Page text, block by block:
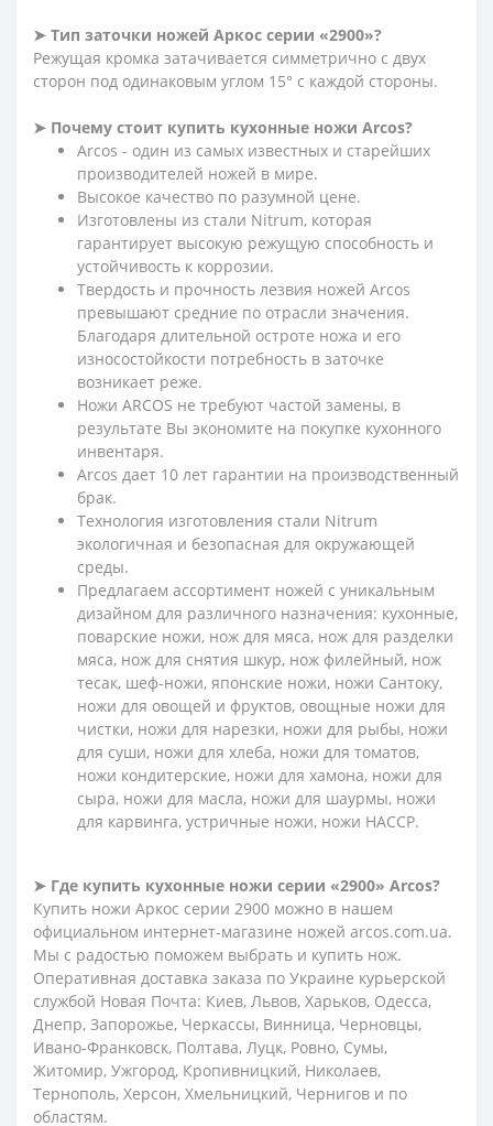
➤ Тип заточки ножей Аркос серии «2900»?
Режущая кромка затачивается симметрично с двух
сторон под одинаковым углом 15° с каждой стороны.
➤ Почему стоит купить кухонные ножи Arcos?
Arcos - один из самых известных и старейших
производителей ножей в мире.
Высокое качество по разумной цене.
Изготовлены из стали Nitrum, которая
гарантирует высокую режущую способность и
устойчивость к коррозии.
Твердость и прочность лезвия ножей Arcos
превышают средние по отрасли значения.
Благодаря длительной остроте ножа и его
износостойкости потребность в заточке
возникает реже.
Ножи ARCOS не требуют частой замены, в
результате Вы экономите на покупке кухонного
инвентаря.
Arcos дает 10 лет гарантии на производственный
брак.
Технология изготовления стали Nitrum
экологичная и безопасная для окружающей
среды.
Предлагаем ассортимент ножей с уникальным
дизайном для различного назначения: кухонные,
поварские ножи, нож для мяса, нож для разделки
мяса, нож для снятия шкур, нож филейный, нож
тесак, шеф-ножи, японские ножи, ножи Сантоку,
ножи для овощей и фруктов, овощные ножи для
чистки, ножи для нарезки, ножи для рыбы, ножи
для суши, ножи для хлеба, ножи для томатов,
ножи кондитерские, ножи для хамона, ножи для
сыра, ножи для масла, ножи для шаурмы, ножи
для карвинга, устричные ножи, ножи HACCP.
➤ Где купить кухонные ножи серии «2900» Arcos?
Купить ножи Аркос серии 2900 можно в нашем
официальном интернет-магазине ножей arcos.com.ua.
Мы с радостью поможем выбрать и купить нож.
Оперативная доставка заказа по Украине курьерской
службой Новая Почта: Киев, Львов, Харьков, Одесса,
Днепр, Запорожье, Черкассы, Винница, Черновцы,
Ивано-Франковск, Полтава, Луцк, Ровно, Сумы,
Житомир, Ужгород, Кропивницкий, Николаев,
Тернополь, Херсон, Хмельницкий, Чернигов и по
областям.